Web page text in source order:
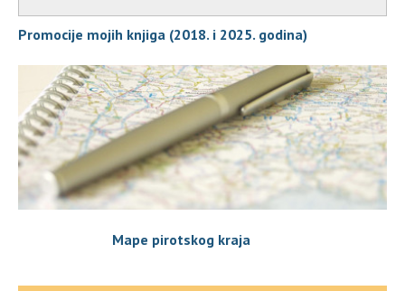
Promocije mojih knjiga (2018. i 2025. godina)
Mape pirotskog kraja